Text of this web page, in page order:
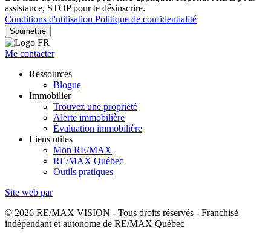
assistance, STOP pour te désinscrire.
Conditions d'utilisation Politique de confidentialité
Soumettre
Me contacter
Ressources
Blogue
Immobilier
Trouvez une propriété
Alerte immobilière
Évaluation immobilière
Liens utiles
Mon RE/MAX
RE/MAX Québec
Outils pratiques
Site web par
© 2026 RE/MAX VISION - Tous droits réservés - Franchisé
indépendant et autonome de RE/MAX Québec